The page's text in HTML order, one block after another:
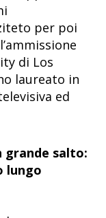
per poi
di Los
laureato in
ed
grande salto:
lungo